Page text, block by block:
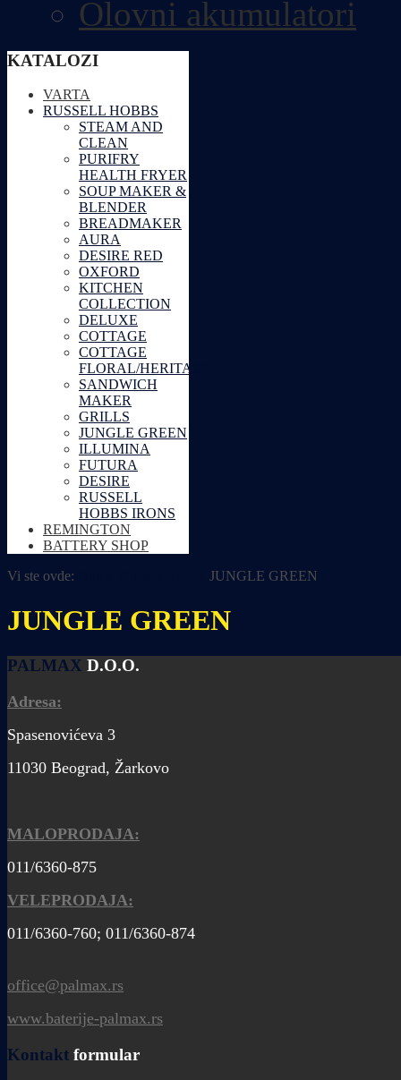
Olovni akumulatori
KATALOZI
VARTA
RUSSELL HOBBS
STEAM AND
CLEAN
PURIFRY
HEALTH FRYER
SOUP MAKER &
BLENDER
BREADMAKER
AURA
DESIRE RED
OXFORD
KITCHEN
COLLECTION
DELUXE
COTTAGE
COTTAGE
FLORAL/HERITAGE
SANDWICH
MAKER
GRILLS
JUNGLE GREEN
ILLUMINA
FUTURA
DESIRE
RUSSELL
HOBBS IRONS
REMINGTON
BATTERY SHOP
Vi ste ovde:
JUNGLE GREEN
JUNGLE GREEN
PALMAX D.O.O.
Adresa:
Spasenovićeva 3
11030 Beograd, Žarkovo
MALOPRODAJA:
011/6360-875
VELEPRODAJA:
011/6360-760; 011/6360-874
office@palmax.rs
www.baterije-palmax.rs
Kontakt formular